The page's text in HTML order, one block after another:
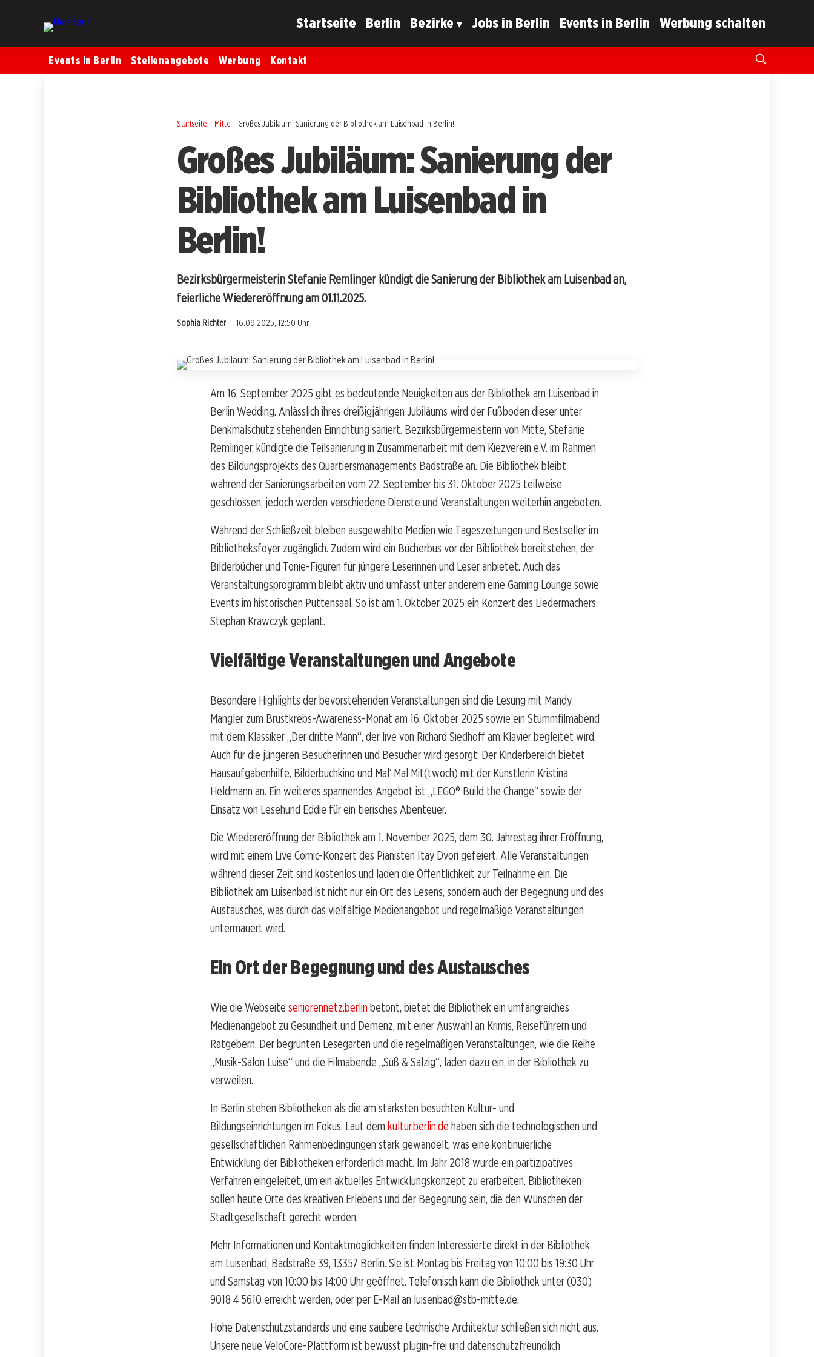
Startseite Berlin Bezirke Jobs in Berlin Events in Berlin Werbung schalten
Events in Berlin Stellenangebote Werbung Kontakt
Startseite Mitte Großes Jubiläum: Sanierung der Bibliothek am Luisenbad in Berlin!
Großes Jubiläum: Sanierung der
Bibliothek am Luisenbad in
Berlin!
Bezirksbürgermeisterin Stefanie Remlinger kündigt die Sanierung der Bibliothek am Luisenbad an,
feierliche Wiedereröffnung am 01.11.2025.
Sophia Richter 16.09.2025, 12:50 Uhr
Am 16. September 2025 gibt es bedeutende Neuigkeiten aus der Bibliothek am Luisenbad in
Berlin Wedding. Anlässlich ihres dreißigjährigen Jubiläums wird der Fußboden dieser unter
Denkmalschutz stehenden Einrichtung saniert. Bezirksbürgermeisterin von Mitte, Stefanie
Remlinger, kündigte die Teilsanierung in Zusammenarbeit mit dem Kiezverein e.V. im Rahmen
des Bildungsprojekts des Quartiersmanagements Badstraße an. Die Bibliothek bleibt
während der Sanierungsarbeiten vom 22. September bis 31. Oktober 2025 teilweise
geschlossen, jedoch werden verschiedene Dienste und Veranstaltungen weiterhin angeboten.
Während der Schließzeit bleiben ausgewählte Medien wie Tageszeitungen und Bestseller im
Bibliotheksfoyer zugänglich. Zudem wird ein Bücherbus vor der Bibliothek bereitstehen, der
Bilderbücher und Tonie-Figuren für jüngere Leserinnen und Leser anbietet. Auch das
Veranstaltungsprogramm bleibt aktiv und umfasst unter anderem eine Gaming Lounge sowie
Events im historischen Puttensaal. So ist am 1. Oktober 2025 ein Konzert des Liedermachers
Stephan Krawczyk geplant.
Vielfältige Veranstaltungen und Angebote
Besondere Highlights der bevorstehenden Veranstaltungen sind die Lesung mit Mandy
Mangler zum Brustkrebs-Awareness-Monat am 16. Oktober 2025 sowie ein Stummfilmabend
mit dem Klassiker „Der dritte Mann“, der live von Richard Siedhoff am Klavier begleitet wird.
Auch für die jüngeren Besucherinnen und Besucher wird gesorgt: Der Kinderbereich bietet
Hausaufgabenhilfe, Bilderbuchkino und Mal‘ Mal Mit(twoch) mit der Künstlerin Kristina
Heldmann an. Ein weiteres spannendes Angebot ist „LEGO® Build the Change“ sowie der
Einsatz von Lesehund Eddie für ein tierisches Abenteuer.
Die Wiedereröffnung der Bibliothek am 1. November 2025, dem 30. Jahrestag ihrer Eröffnung,
wird mit einem Live Comic-Konzert des Pianisten Itay Dvori gefeiert. Alle Veranstaltungen
während dieser Zeit sind kostenlos und laden die Öffentlichkeit zur Teilnahme ein. Die
Bibliothek am Luisenbad ist nicht nur ein Ort des Lesens, sondern auch der Begegnung und des
Austausches, was durch das vielfältige Medienangebot und regelmäßige Veranstaltungen
untermauert wird.
Ein Ort der Begegnung und des Austausches
Wie die Webseite seniorennetz.berlin betont, bietet die Bibliothek ein umfangreiches
Medienangebot zu Gesundheit und Demenz, mit einer Auswahl an Krimis, Reiseführern und
Ratgebern. Der begrünten Lesegarten und die regelmäßigen Veranstaltungen, wie die Reihe
„Musik-Salon Luise“ und die Filmabende „Süß & Salzig“, laden dazu ein, in der Bibliothek zu
verweilen.
In Berlin stehen Bibliotheken als die am stärksten besuchten Kultur- und
Bildungseinrichtungen im Fokus. Laut dem kultur.berlin.de haben sich die technologischen und
gesellschaftlichen Rahmenbedingungen stark gewandelt, was eine kontinuierliche
Entwicklung der Bibliotheken erforderlich macht. Im Jahr 2018 wurde ein partizipatives
Verfahren eingeleitet, um ein aktuelles Entwicklungskonzept zu erarbeiten. Bibliotheken
sollen heute Orte des kreativen Erlebens und der Begegnung sein, die den Wünschen der
Stadtgesellschaft gerecht werden.
Mehr Informationen und Kontaktmöglichkeiten finden Interessierte direkt in der Bibliothek
am Luisenbad, Badstraße 39, 13357 Berlin. Sie ist Montag bis Freitag von 10:00 bis 19:30 Uhr
und Samstag von 10:00 bis 14:00 Uhr geöffnet. Telefonisch kann die Bibliothek unter (030)
9018 4 5610 erreicht werden, oder per E-Mail an luisenbad@stb-mitte.de.
Hohe Datenschutzstandards und eine saubere technische Architektur schließen sich nicht aus.
Unsere neue VeloCore-Plattform ist bewusst plugin-frei und datenschutzfreundlich